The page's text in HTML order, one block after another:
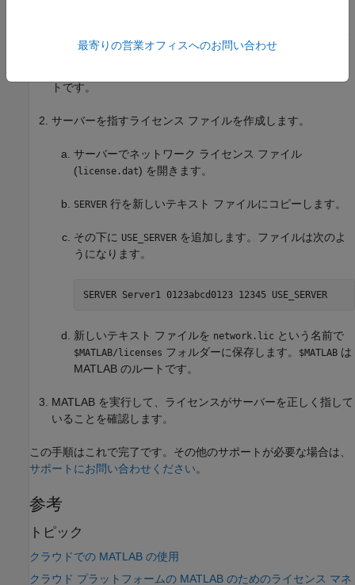
クライアント マシンで license_info.xml を探し、別の名前
に変更します。ライセンス ファイルは、通常は
トです。
サーバーを指すライセンス ファイルを作成します。
サーバーでネットワーク ライセンス ファイル
(license.dat) を開きます。
SERVER 行を新しいテキスト ファイルにコピーします。
その下に USE_SERVER を追加します。ファイルは次のよ
うになります。
SERVER Server1 0123abcd0123 12345 USE_SERVER
新しいテキスト ファイルを network.lic という名前で
$MATLAB/licenses フォルダーに保存します。 $MATLAB は
MATLAB のルートです。
MATLAB を実行して、ライセンスがサーバーを正しく指して
いることを確認します。
この手順はこれで完了です。その他のサポートが必要な場合は、
サポートにお問い合わせください。
参考
トピック
クラウドでの MATLAB の使用
クラウド プラットフォームの MATLAB のためのライセンス マネ
最寄りの営業オフィスへのお問い合わせ